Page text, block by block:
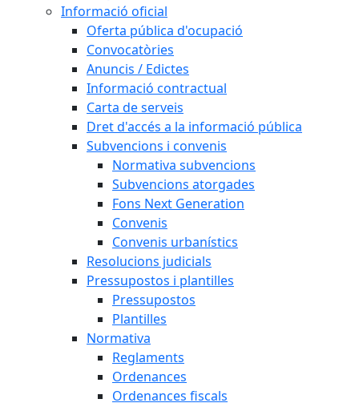
Informació oficial
Oferta pública d'ocupació
Convocatòries
Anuncis / Edictes
Informació contractual
Carta de serveis
Dret d'accés a la informació pública
Subvencions i convenis
Normativa subvencions
Subvencions atorgades
Fons Next Generation
Convenis
Convenis urbanístics
Resolucions judicials
Pressupostos i plantilles
Pressupostos
Plantilles
Normativa
Reglaments
Ordenances
Ordenances fiscals